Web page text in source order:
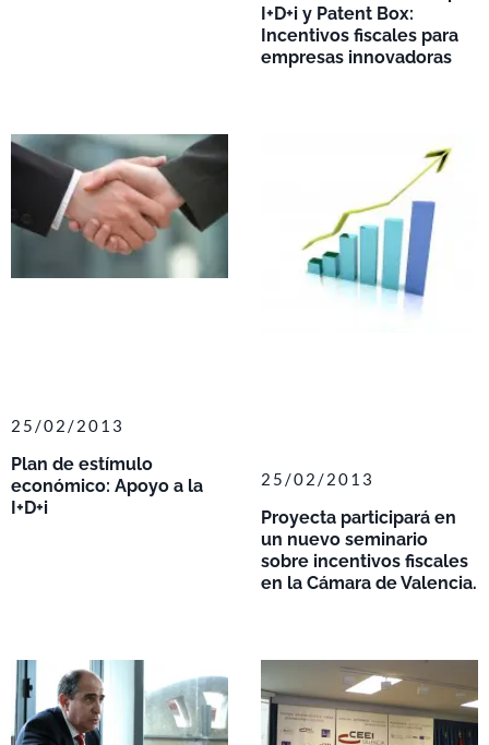
I+D+i y Patent Box:
Incentivos fiscales para
empresas innovadoras
Plan de estímulo
económico: Apoyo a la
I+D+i
25/02/2013
Proyecta participará en
un nuevo seminario
sobre incentivos fiscales
en la Cámara de Valencia.
25/02/2013